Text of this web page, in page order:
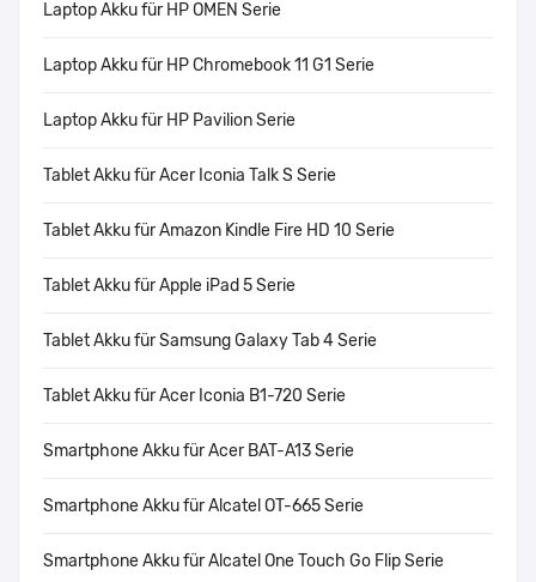
Laptop Akku für HP OMEN Serie
Laptop Akku für HP Chromebook 11 G1 Serie
Laptop Akku für HP Pavilion Serie
Tablet Akku für Acer Iconia Talk S Serie
Tablet Akku für Amazon Kindle Fire HD 10 Serie
Tablet Akku für Apple iPad 5 Serie
Tablet Akku für Samsung Galaxy Tab 4 Serie
Tablet Akku für Acer Iconia B1-720 Serie
Smartphone Akku für Acer BAT-A13 Serie
Smartphone Akku für Alcatel OT-665 Serie
Smartphone Akku für Alcatel One Touch Go Flip Serie